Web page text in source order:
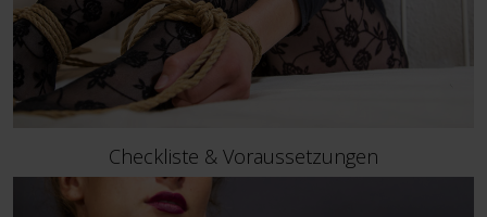
Checkliste & Voraussetzungen